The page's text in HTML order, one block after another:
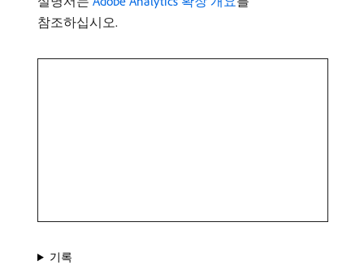
참조하십시오.
기록